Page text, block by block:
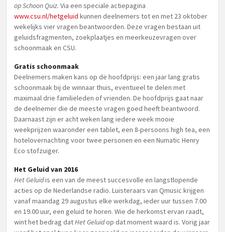
op Schoon Quiz. Via een speciale actiepagina
www.csu.nl/hetgeluid kunnen deelnemers tot en met 23 oktober
wekelijks vier vragen beantwoorden. Deze vragen bestaan uit
geluidsfragmenten, zoekplaatjes en meerkeuzevragen over
schoonmaak en CSU.
Gratis schoonmaak
Deelnemers maken kans op de hoofdprijs: een jaar lang gratis
schoonmaak bij de winnaar thuis, eventueel te delen met
maximaal drie familieleden of vrienden. De hoofdprijs gaat naar
de deelnemer die de meeste vragen goed heeft beantwoord.
Daarnaast zijn er acht weken lang iedere week mooie
weekprijzen waaronder een tablet, een 8-persoons high tea, een
hotelovernachting voor twee personen en een Numatic Henry
Eco stofzuiger.
Het Geluid van 2016
Het Geluidis een van de meest succesvolle en langstlopende
acties op de Nederlandse radio. Luisteraars van Qmusic krijgen
vanaf maandag 29 augustus elke werkdag, ieder uur tussen 7.00
en 19.00 uur, een geluid te horen. Wie de herkomst ervan raadt,
wint het bedrag datHet Geluidop dat moment waard is. Vorig jaar